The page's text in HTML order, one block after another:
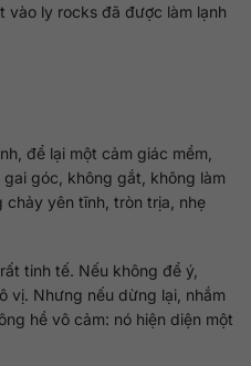
vào ly rocks đã được làm lạnh
để lại một cảm giác mềm,
góc, không gắt, không làm
chảy yên tĩnh, tròn trịa, nhẹ
tinh tế. Nếu không để ý,
vị. Nhưng nếu dừng lại, nhắm
hề vô cảm: nó hiện diện một